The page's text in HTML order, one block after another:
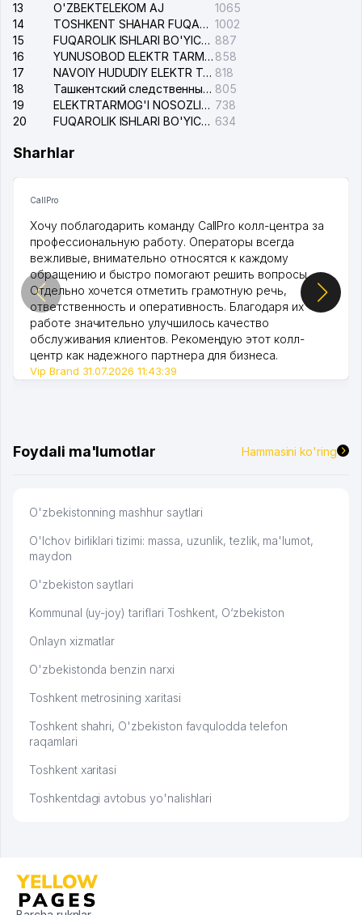
13
O'ZBEKTELEKOM AJ
1065
14
TOSHKENT SHAHAR FUQAROLIK ISHLARI BO'YICHA SUDI 1002
15
FUQAROLIK ISHLARI BO'YICHA YAKKASAROY TUMANLARARO SUDI 887
16
YUNUSOBOD ELEKTR TARMOG'I NOSOZLIKLARI XIZMATI 858
17
NAVOIY HUDUDIY ELEKTR TARMOQLARI KORXONASI AJ 818
18
Ташкентский следственный изолятор 805
19
ELEKTRTARMOG'I NOSOZLIKLARINI TO'ZATISH SERGELI XIZMATI 738
20
FUQAROLIK ISHLARI BO'YICHA UCH-TEPA TUMANI SUDI 634
Sharhlar
CallPro
Хочу поблагодарить команду CallPro колл-центра за
профессиональную работу. Операторы всегда
вежливые, внимательно относятся к каждому
обращению и быстро помогают решить вопросы.
Отдельно хочется отметить грамотную речь,
ответственность и оперативность. Благодаря их
работе значительно улучшилось качество
обслуживания клиентов. Рекомендую этот колл-
центр как надежного партнера для бизнеса.
Vip Brand 31.07.2026 11:43:39
Foydali ma'lumotlar Hammasini ko'ring
O'zbekistonning mashhur saytlari
O'lchov birliklari tizimi: massa, uzunlik, tezlik, ma'lumot,
maydon
O'zbekiston saytlari
Kommunal (uy-joy) tariflari Toshkent, O‘zbekiston
Onlayn xizmatlar
O'zbekistonda benzin narxi
Toshkent metrosining xaritasi
Toshkent shahri, O'zbekiston favqulodda telefon
raqamlari
Toshkent xaritasi
Toshkentdagi avtobus yo'nalishlari